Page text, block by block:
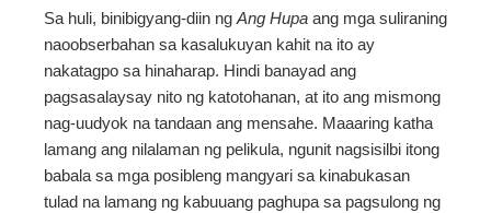
Sa huli, binibigyang-diin ng Ang Hupa ang mga suliraning
naoobserbahan sa kasalukuyan kahit na ito ay
nakatagpo sa hinaharap. Hindi banayad ang
pagsasalaysay nito ng katotohanan, at ito ang mismong
nag-uudyok na tandaan ang mensahe. Maaaring katha
lamang ang nilalaman ng pelikula, ngunit nagsisilbi itong
babala sa mga posibleng mangyari sa kinabukasan
tulad na lamang ng kabuuang paghupa sa pagsulong ng